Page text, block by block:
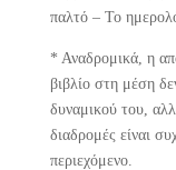
παλτό – Το
* Αναδρομικά, η
βιβλίο στη μέση
δυναμικού του,
διαδρομές είναι
περιεχόμενο.